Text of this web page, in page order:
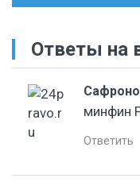
Ответы на
минфин
Ответить